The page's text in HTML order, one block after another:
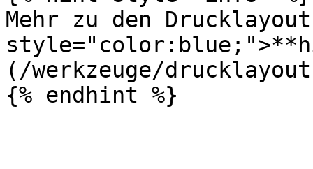
Mehr zu den
(/werkzeuge/